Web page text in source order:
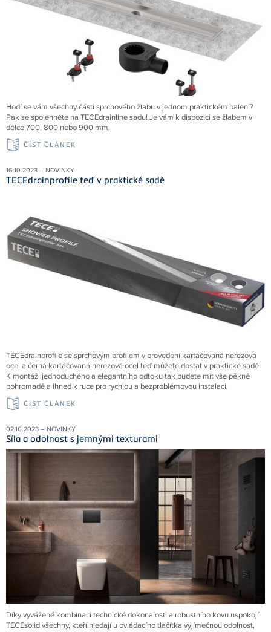
Hodí se vám všechny části sprchového žlabu v jednom praktickém balení?
Pak se spolehněte na TECEdrainline sadu! Je vám k dispozici se žlabem v
délce 700, 800 nebo 900 mm.
ČÍST ČLÁNEK
16.10.2023 – NOVINKY
TECEdrainprofile teď v praktické sadě
TECEdrainprofile se sprchovým profilem v provedení kartáčovaná nerezová
ocel a černá kartáčovaná nerezová ocel teď můžete dostat v praktické sadě.
K montáži jednoduchého a elegantního odtoku tak budete mít vše pěkně
pohromadě a ihned k ruce pro rychlou a bezproblémovou instalaci.
ČÍST ČLÁNEK
02.10.2023 – NOVINKY
Síla a odolnost s jemnými texturami
Díky vyvážené kombinaci technické dokonalosti a robustního kovu uspokojí
TECEsolid všechny, kteří hledají u ovládacího tlačítka vyjímečnou odolnost,